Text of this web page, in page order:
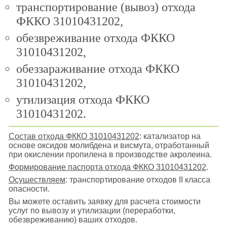
транспортирование (вывоз) отхода
ФККО 31010431202,
обезвреживание отхода ФККО
31010431202,
обеззараживание отхода ФККО
31010431202,
утилизация отхода ФККО
31010431202.
Состав отхода ФККО 31010431202: катализатор на
основе оксидов молибдена и висмута, отработанный
при окислении пропилена в производстве акролеина.
Формирование паспорта отхода ФККО 31010431202.
Осуществляем: транспортирование отходов II класса
опасности.
Вы можете оставить заявку для расчета стоимости
услуг по вывозу и утилизации (переработки,
обезвреживанию) ваших отходов.